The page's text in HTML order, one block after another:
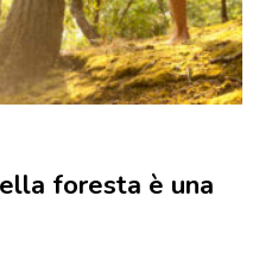
foresta è una